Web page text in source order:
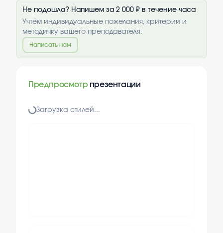
Не подошла? Напишем за 2 000 ₽ в течение часа
Учтём индивидуальные пожелания, критерии и
методичку вашего преподавателя.
Написать нам
Предпросмотр презентации
Загрузка стилей...